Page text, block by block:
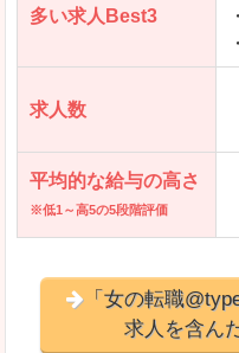
多い求人Best3
求人数
平均的な給与の高さ
※低1～高5の5段階評価
「女の転職
求人を含ん